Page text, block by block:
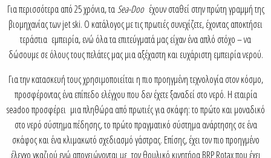
Για περισσότερα από 25 χρόνια, ταSea-Dooέχουν σταθεί στην πρώτη γραμμή της
βιομηχανίας των jet ski. Ο κατάλογος με τις πρωτιές συνεχίζετε, έχοντας αποκτήσει
τεράστια εμπειρία, ενώ όλα τα επιτεύγματά μας είχαν ένα απλό στόχο – να
δώσουμε σε όλους τους πελάτες μας μια αξέχαστη και ευχάριστη εμπειρία νερού.
Για την κατασκευή τους χρησιμοποιείται η πιο προηγμένη τεχνολογία στον κόσμο,
προσφέροντας ένα επίπεδο ελέγχου που δεν έχετε ξαναδεί στο νερό. Η εταιρία
seadoo προσφέρει μια πληθώρα από πρωτιές για σκάφη: το πρώτο και μοναδικό
στο νερό σύστημα πέδησης, το πρώτο πραγματικό σύστημα ανάρτησης σε ένα
σκάφος και ένα κλιμακωτό σχεδιασμό γάστρας. Επίσης, έχει τον πιο προηγμένο
έλεγχο γκαζιού ενώ απογειώνονται με τον θρυλικό κινητήρα BRP Rotax που έχει